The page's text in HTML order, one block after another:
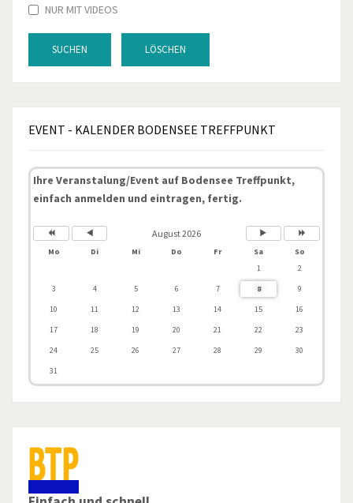
NUR MIT VIDEOS
SUCHEN LÖSCHEN
EVENT - KALENDER BODENSEE TREFFPUNKT
Ihre Veranstalung/Event auf Bodensee Treffpunkt,
einfach anmelden und eintragen, fertig.
August 2026
Mo Di Mi Do Fr Sa
So
1
2
3
4 5 6 7 8
9
10
11 12 13 14 15
16
17
18 19 20 21 22
23
24
25 26 27 28 29
30
31